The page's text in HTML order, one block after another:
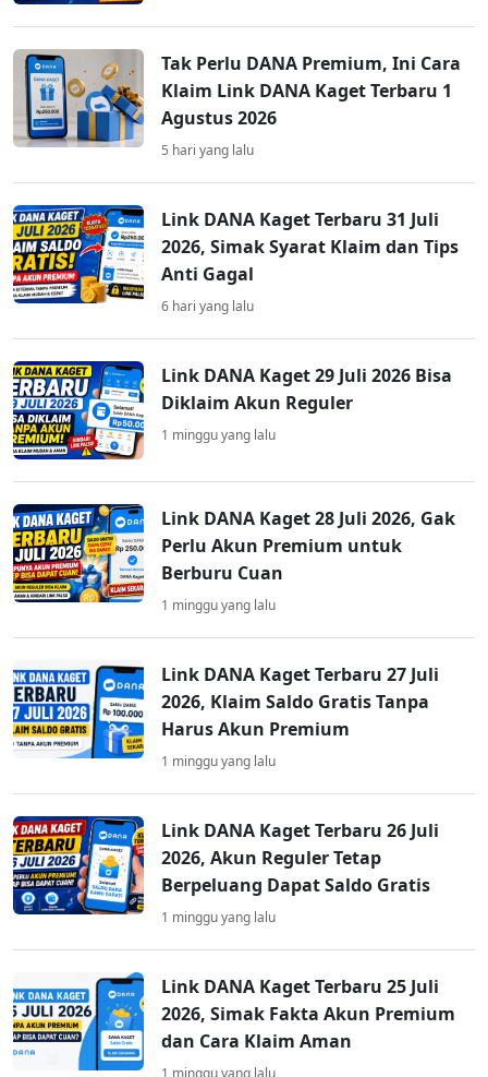
Tak Perlu DANA Premium, Ini Cara
Klaim Link DANA Kaget Terbaru 1
Agustus 2026
5 hari yang lalu
Link DANA Kaget Terbaru 31 Juli
2026, Simak Syarat Klaim dan Tips
Anti Gagal
6 hari yang lalu
Link DANA Kaget 29 Juli 2026 Bisa
Diklaim Akun Reguler
1 minggu yang lalu
Link DANA Kaget 28 Juli 2026, Gak
Perlu Akun Premium untuk
Berburu Cuan
1 minggu yang lalu
Link DANA Kaget Terbaru 27 Juli
2026, Klaim Saldo Gratis Tanpa
Harus Akun Premium
1 minggu yang lalu
Link DANA Kaget Terbaru 26 Juli
2026, Akun Reguler Tetap
Berpeluang Dapat Saldo Gratis
1 minggu yang lalu
Link DANA Kaget Terbaru 25 Juli
2026, Simak Fakta Akun Premium
dan Cara Klaim Aman